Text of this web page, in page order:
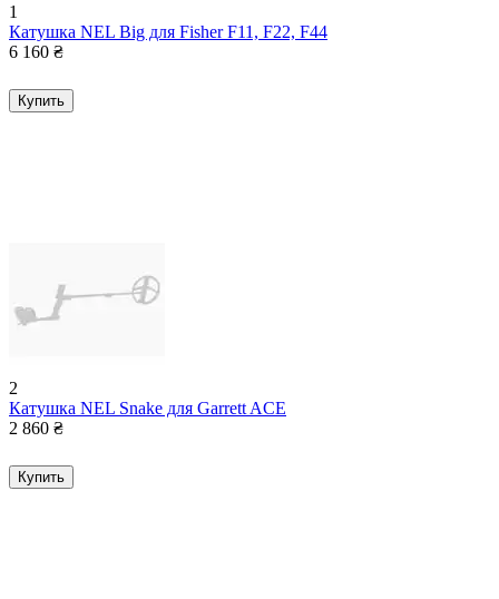
1
Катушка NEL Big для Fisher F11, F22, F44
6 160 ₴
Купить
2
Катушка NEL Snake для Garrett ACE
2 860 ₴
Купить